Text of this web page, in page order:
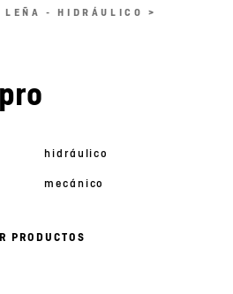
LEÑA - HIDRÁULICO >
hidráulico
mecánico
PRODUCTOS